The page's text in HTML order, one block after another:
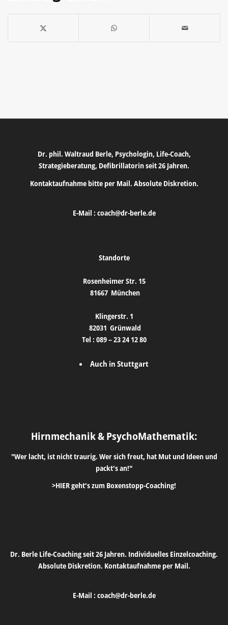
Dr. phil. Waltraud Berle, Psychologin, Life-Coach,
Strategieberatung, Defibrillatorin seit 26 Jahren.
Kontaktaufnahme bitte per Mail. Absolute Diskretion.
E-Mail : coach@dr-berle.de
Standorte
Rosenheimer Str. 15
81667 München
Klingerstr. 1
82031 Grünwald
Tel : 089 – 23 24 12 80
Auch in Stuttgart
Hirnmechanik & PsychoMathematik:
"Wer lacht, ist nicht traurig. Wer sich freut, hat Mut und Ideen und
packt's an!"
>HIER geht's zum Boxenstopp-Coaching!
Dr. Berle Life-Coaching seit 26 Jahren. Individuelles Einzelcoaching.
Absolute Diskretion. Kontaktaufnahme per Mail.
E-Mail : coach@dr-berle.de